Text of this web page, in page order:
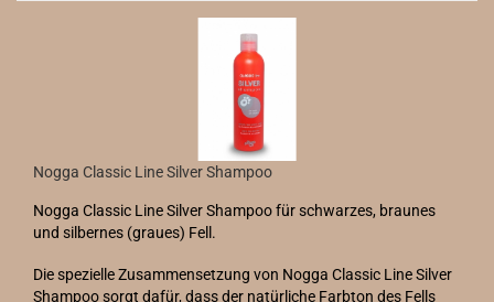
Nogga Classic Line Silver Shampoo
Nogga Classic Line Silver Shampoo für schwarzes, braunes
und silbernes (graues) Fell.
Die spezielle Zusammensetzung von Nogga Classic Line Silver
Shampoo sorgt dafür, dass der natürliche Farbton des Fells